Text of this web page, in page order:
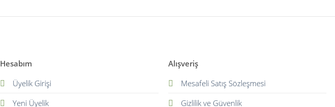
Hesabım
Üyelik Girişi
Yeni Üyelik
Alışveriş
Mesafeli Satış Sözleşmesi
Gizlilik ve Güvenlik